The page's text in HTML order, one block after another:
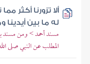
ألا تزورنا أكثر
له ما بين أيدينا
مسند أحمد > ومن مسند
المطلب عن النبي صلى